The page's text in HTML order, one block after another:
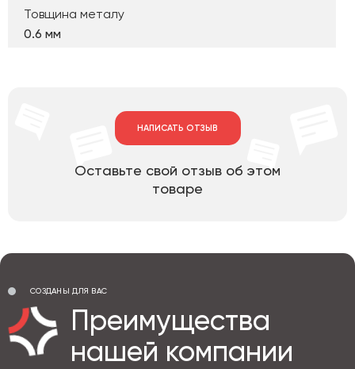
Товщина металу
0.6 мм
НАПИСАТЬ ОТЗЫВ
Оставьте свой отзыв об этом
товаре
СОЗДАНЫ ДЛЯ ВАС
Преимущества
нашей компании